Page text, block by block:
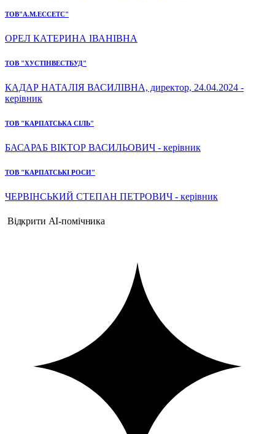
ТОВ"А.М.ЕССЕТС"
ОРЕЛ КАТЕРИНА ІВАНІВНА
ТОВ "ХУСТІНВЕСТБУД"
КАДАР НАТАЛІЯ ВАСИЛІВНА, директор, 24.04.2024 -
керівник
ТОВ "КАРПАТСЬКА СІЛЬ"
БАСАРАБ ВІКТОР ВАСИЛЬОВИЧ - керівник
ТОВ "КАРПАТСЬКІ РОСИ"
ЧЕРВІНСЬКИЙ СТЕПАН ПЕТРОВИЧ - керівник
Відкрити AI-помічника